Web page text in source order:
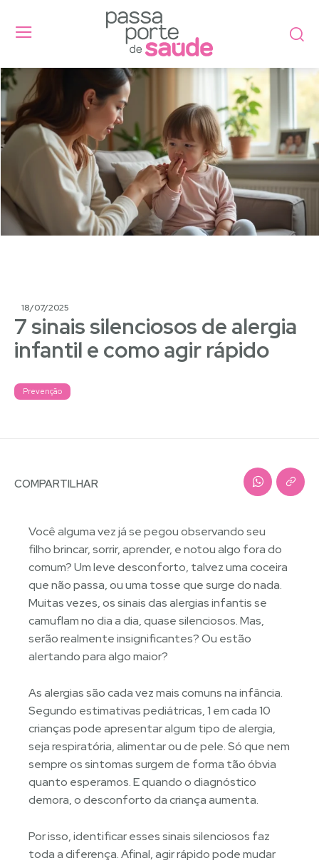
18/07/2025
7 sinais silenciosos de alergia
infantil e como agir rápido
Prevenção
COMPARTILHAR
Você alguma vez já se pegou observando seu
filho brincar, sorrir, aprender, e notou algo fora do
comum? Um leve desconforto, talvez uma coceira
que não passa, ou uma tosse que surge do nada.
Muitas vezes, os sinais das alergias infantis se
camuflam no dia a dia, quase silenciosos. Mas,
serão realmente insignificantes? Ou estão
alertando para algo maior?
As alergias são cada vez mais comuns na infância.
Segundo estimativas pediátricas, 1 em cada 10
crianças pode apresentar algum tipo de alergia,
seja respiratória, alimentar ou de pele. Só que nem
sempre os sintomas surgem de forma tão óbvia
quanto esperamos. E quando o diagnóstico
demora, o desconforto da criança aumenta.
Por isso, identificar esses sinais silenciosos faz
toda a diferença. Afinal, agir rápido pode mudar